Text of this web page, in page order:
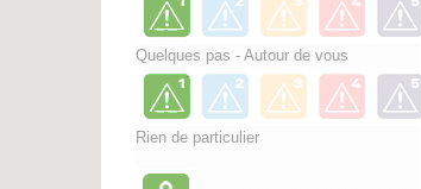
Quelques pas - Autour de vous
Rien de particulier